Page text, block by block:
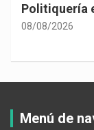
Politiquería
08/08/2026
Menú de